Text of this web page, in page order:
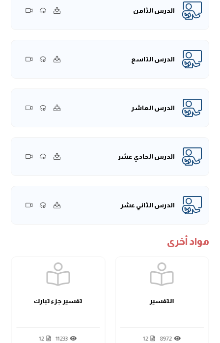
الدرس الثامن
الدرس التاسع
الدرس العاشر
الدرس الحادي عشر
الدرس الثاني عشر
مواد أخرى
التفسير
8972
12
تفسير جزء تبارك
11233
12